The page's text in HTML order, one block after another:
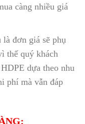
càng nhiều giá
đơn giá sẽ phụ
thế quý khách
dựa theo nhu
phí mà vẫn đáp